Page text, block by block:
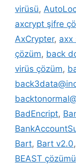
virüsü,
axcrypt şifre
AxCrypter, axx
çözüm, back
virüs çözüm,
BadEncript,
Bart, Bart v2.0,
BEAST çözümü